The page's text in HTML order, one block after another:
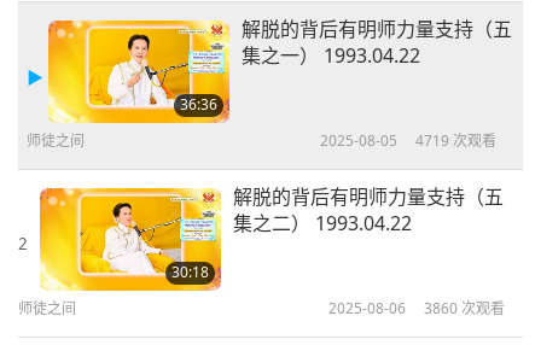
36:36
解脱的背后有明师力量支持（五
集之一） 1993.04.22
师徒之间 2025-08-05 4719 次观看
2
30:18
解脱的背后有明师力量支持（五
集之二） 1993.04.22
师徒之间 2025-08-06 3860 次观看